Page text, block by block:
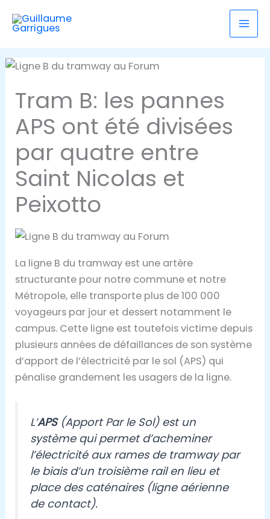
principal
Tram B: les pannes
APS ont été divisées
par quatre entre
Saint Nicolas et
Peixotto
La ligne B du tramway est une artère
structurante pour notre commune et notre
Métropole, elle transporte plus de 100 000
voyageurs par jour et dessert notamment le
campus. Cette ligne est toutefois victime depuis
plusieurs années de défaillances de son système
d’apport de l’électricité par le sol (APS) qui
pénalise grandement les usagers de la ligne.
L’APS(Apport Par le Sol) est un
système qui permet d’acheminer
l’électricité aux rames de tramway par
le biais d’un troisième rail en lieu et
place des caténaires (ligne aérienne
de contact).